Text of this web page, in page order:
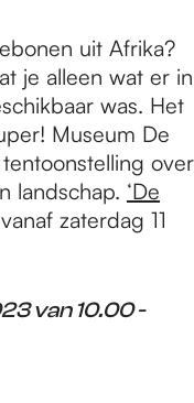
uit Afrika?
je alleen wat er in
was. Het
Museum De
over
landschap. ‘De
zaterdag 11
van 10.00 -